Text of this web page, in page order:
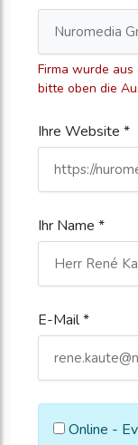
Firma wurde
bitte oben die
Ihre Website *
Ihr Name *
E-Mail *
Online -